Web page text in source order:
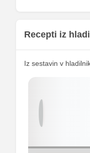
Recepti iz
Iz sestavin v